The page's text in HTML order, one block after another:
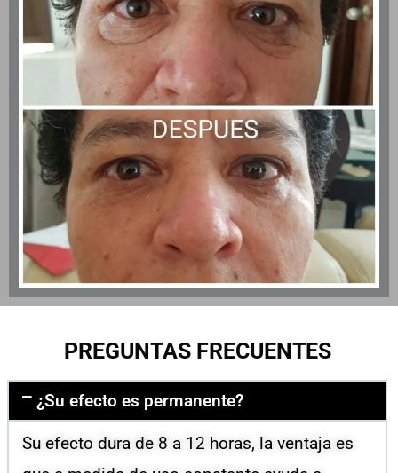
PREGUNTAS FRECUENTES
¿Su efecto es permanente?
Su efecto dura de 8 a 12 horas, la ventaja es